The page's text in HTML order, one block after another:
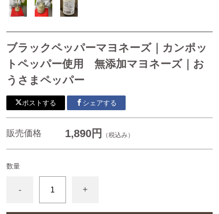
カンボジア産生ハチミツ
べられる生の胡椒の実
生胡椒(グリーンペッパー）
カンボジア産生胡椒塩漬け
生胡椒酢漬け
生胡椒ペースト
シロップ（クラフトコーラ）
ブラックペッパーマヨネーズ｜カンポッ
トペッパー使用 無添加マヨネーズ｜お
うさまペッパー
ポストする シェアする
販売価格 1,890円 （税込み）
数量
- +